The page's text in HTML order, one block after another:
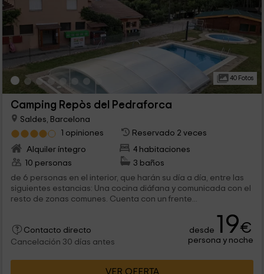
40 Fotos
Camping Repòs del Pedraforca
Saldes, Barcelona
1 opiniones
Reservado 2 veces
Alquiler íntegro
4 habitaciones
10 personas
3 baños
de 6 personas en el interior, que harán su día a día, entre las
siguientes estancias: Una cocina diáfana y comunicada con el
resto de zonas comunes. Cuenta con un frente...
Contacto directo
Cancelación 30 días antes
desde 19€
persona y noche
VER OFERTA